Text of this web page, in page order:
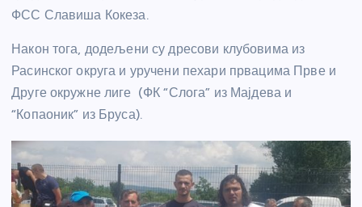
ФСС Славиша Кокеза.
Након тога, додељени су дресови клубовима из
Расинског округа и уручени пехари првацима Прве и
Друге окружне лиге (ФК “Слога” из Мајдева и
“Копаоник” из Бруса).